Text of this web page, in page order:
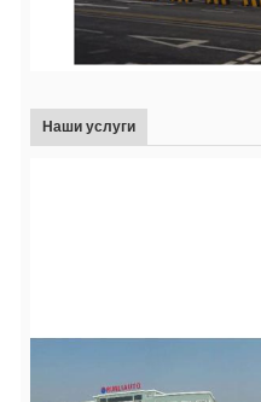
Наши услуги